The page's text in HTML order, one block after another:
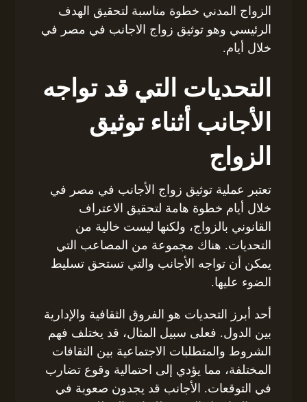
الزواج المدني خطوة مناسبة لتحقيق الهدف
الرئيسي وهو توثيق زواج الاجانب في مصر في
خلال أيام.
التحديات التي قد تواجه
الأجانب أثناء توثيق
الزواج
تعتبر عملية توثيق زواج الأجانب في مصر في
خلال أيام خطوة هامة لتحقيق الاعتراف
القانوني بالزواج، ولكنها ليست خالية من
التحديات. هناك مجموعة من المصاعب التي
يمكن أن تواجه الأجانب والتي تستحق تسليط
الضوء عليها.
أحد أبرز التحديات هو الفروق الثقافية والإدارية
بين الدول. فعلى سبيل المثال، قد يختلف فهم
الشروط والمتطلبات الاجتماعية بين الثقافات
المختلفة، مما يؤدي إلى احتمالية وقوع تضارب
في التوقعات. الأجانب قد يجدون صعوبة في